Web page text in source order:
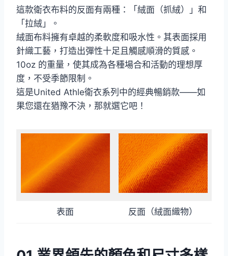
這款衛衣布料的反面有兩種：「絨面（抓絨）」和
「拉絨」。
絨面布料擁有卓越的柔軟度和吸水性。其表面採用
針織工藝，打造出彈性十足且觸感順滑的質感。
10oz 的重量，使其成為各種場合和活動的理想厚
度，不受季節限制。
這是United Athle衛衣系列中的經典暢銷款——如
果您還在猶豫不決，那就選它吧！
表面 反面（絨面織物）